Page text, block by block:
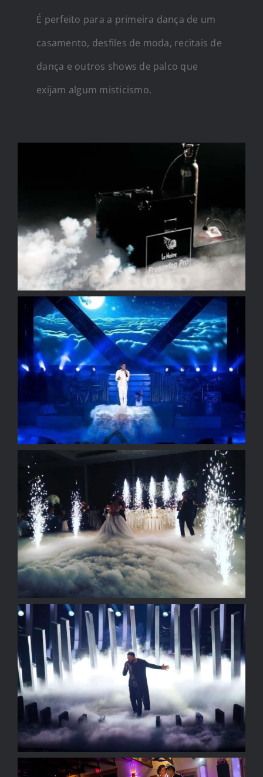
É perfeito para a primeira dança de um
casamento, desfiles de moda, recitais de
dança e outros shows de palco que
exijam algum misticismo.